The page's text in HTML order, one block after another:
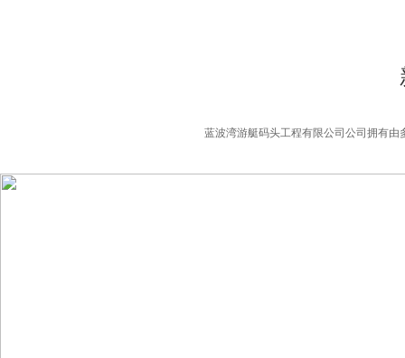
蓝波湾游艇码头工程有限公司公司拥有